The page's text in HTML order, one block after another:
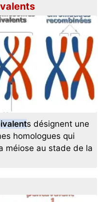
s désignent une
homologues qui
méiose au stade de la